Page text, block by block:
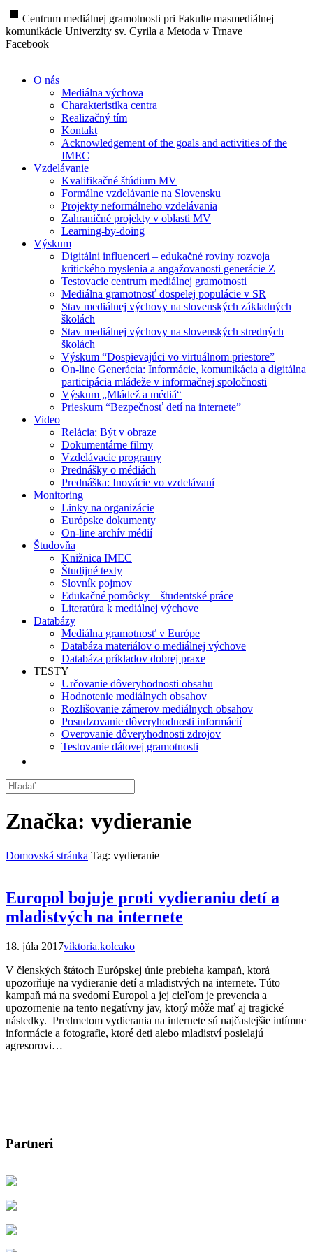
stop Centrum mediálnej gramotnosti pri Fakulte masmediálnej
komunikácie Univerzity sv. Cyrila a Metoda v Trnave
Facebook
O nás
Mediálna výchova
Charakteristika centra
Realizačný tím
Kontakt
Acknowledgement of the goals and activities of the
IMEC
Vzdelávanie
Kvalifikačné štúdium MV
Formálne vzdelávanie na Slovensku
Projekty neformálneho vzdelávania
Zahraničné projekty v oblasti MV
Learning-by-doing
Výskum
Digitálni influenceri – edukačné roviny rozvoja
kritického myslenia a angažovanosti generácie Z
Testovacie centrum mediálnej gramotnosti
Mediálna gramotnosť dospelej populácie v SR
Stav mediálnej výchovy na slovenských základných
školách
Stav mediálnej výchovy na slovenských stredných
školách
Výskum “Dospievajúci vo virtuálnom priestore”
On-line Generácia: Informácie, komunikácia a digitálna
participácia mládeže v informačnej spoločnosti
Výskum „Mládež a médiá“
Prieskum “Bezpečnosť detí na internete”
Video
Relácia: Být v obraze
Dokumentárne filmy
Vzdelávacie programy
Prednášky o médiách
Prednáška: Inovácie vo vzdelávaní
Monitoring
Linky na organizácie
Európske dokumenty
On-line archív médií
Študovňa
Knižnica IMEC
Študijné texty
Slovník pojmov
Edukačné pomôcky – študentské práce
Literatúra k mediálnej výchove
Databázy
Mediálna gramotnosť v Európe
Databáza materiálov o mediálnej výchove
Databáza príkladov dobrej praxe
TESTY
Určovanie dôveryhodnosti obsahu
Hodnotenie mediálnych obsahov
Rozlišovanie zámerov mediálnych obsahov
Posudzovanie dôveryhodnosti informácií
Overovanie dôveryhodnosti zdrojov
Testovanie dátovej gramotnosti
Značka: vydieranie
Domovská stránka Tag: vydieranie
Europol bojuje proti vydieraniu detí a
mladistvých na internete
18. júla 2017viktoria.kolcako
V členských štátoch Európskej únie prebieha kampaň, ktorá
upozorňuje na vydieranie detí a mladistvých na internete. Túto
kampaň má na svedomí Europol a jej cieľom je prevencia a
upozornenie na tento negatívny jav, ktorý môže mať aj tragické
následky. Predmetom vydierania na internete sú najčastejšie intímne
informácie a fotografie, ktoré deti alebo mladiství posielajú
agresorovi…
Partneri